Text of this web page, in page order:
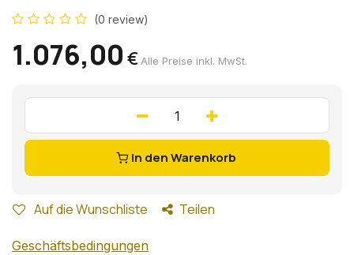
(0 review)
1.076,00 € Alle Preise inkl. MwSt.
In den Warenkorb
Auf die Wunschliste Teilen
Geschäftsbedingungen